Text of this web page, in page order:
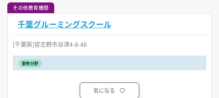
その他教育機関
千葉グルーミングスクール
[千葉県]習志野市谷津4-8-48
動物分野
気になる